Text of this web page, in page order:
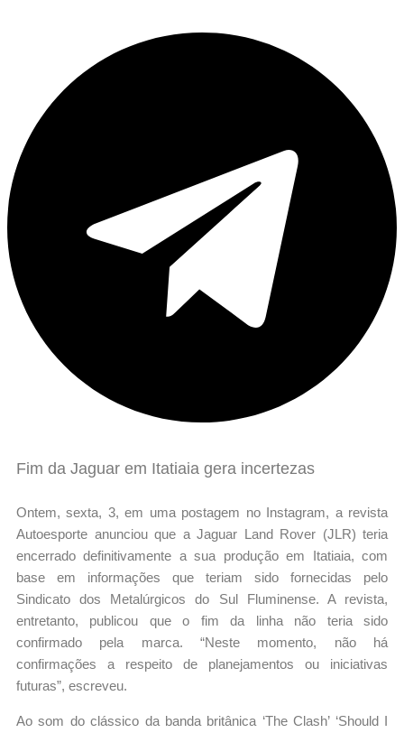
Fim da Jaguar em Itatiaia gera incertezas
Ontem, sexta, 3, em uma postagem no Instagram, a revista
Autoesporte anunciou que a Jaguar Land Rover (JLR) teria
encerrado definitivamente a sua produção em Itatiaia, com
base em informações que teriam sido fornecidas pelo
Sindicato dos Metalúrgicos do Sul Fluminense. A revista,
entretanto, publicou que o fim da linha não teria sido
confirmado pela marca. “Neste momento, não há
confirmações a respeito de planejamentos ou iniciativas
futuras”, escreveu.
Ao som do clássico da banda britânica ‘The Clash’ ‘Should I